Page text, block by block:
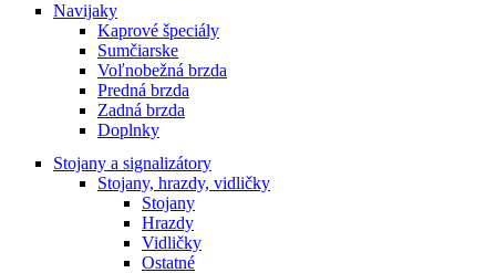
Navijaky
Kaprové špeciály
Sumčiarske
Voľnobežná brzda
Predná brzda
Zadná brzda
Doplnky
Stojany a signalizátory
Stojany, hrazdy, vidličky
Stojany
Hrazdy
Vidličky
Ostatné